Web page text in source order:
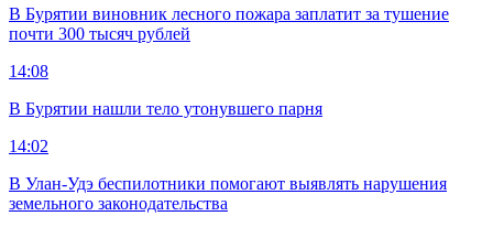
В Бурятии виновник лесного пожара заплатит за тушение
почти 300 тысяч рублей
14:08
В Бурятии нашли тело утонувшего парня
14:02
В Улан-Удэ беспилотники помогают выявлять нарушения
земельного законодательства